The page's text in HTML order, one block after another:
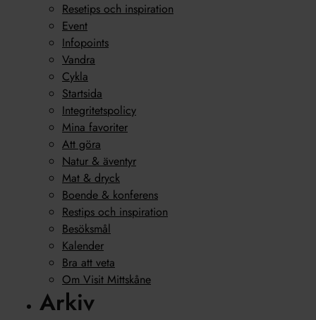
Resetips och inspiration
Event
Infopoints
Vandra
Cykla
Startsida
Integritetspolicy
Mina favoriter
Att göra
Natur & äventyr
Mat & dryck
Boende & konferens
Restips och inspiration
Besöksmål
Kalender
Bra att veta
Om Visit Mittskåne
Arkiv